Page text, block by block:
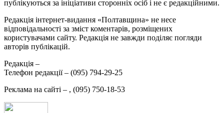
публікуються за ініціативи сторонніх осіб і не є редакційними.
Редакція інтернет-видання «Полтавщина» не несе
відповідальності за зміст коментарів, розміщених
користувачами сайту. Редакція не завжди поділяє погляди
авторів публікацій.
Редакція –
Телефон редакції – (095) 794-29-25
Реклама на сайті – , (095) 750-18-53